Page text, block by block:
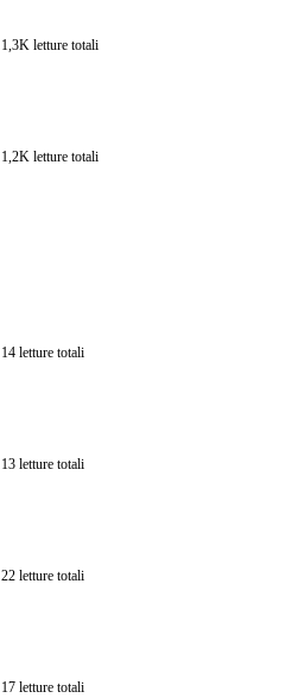
1,3K letture totali
1,2K letture totali
14 letture totali
13 letture totali
22 letture totali
17 letture totali